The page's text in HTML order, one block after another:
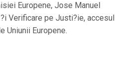
Europene, Jose Manuel
Verificare pe Justi?ie, accesul
Uniunii Europene.